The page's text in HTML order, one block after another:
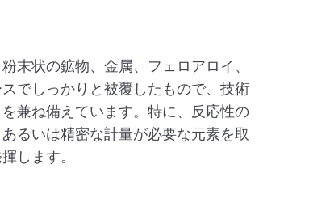
末状の鉱物、金属、フェロアロイ、
でしっかりと被覆したもので、技術
兼ね備えています。特に、反応性の
るいは精密な計量が必要な元素を取
します。